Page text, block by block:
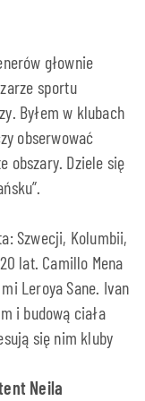
głownie
sportu
Byłem w klubach
obserwować
obszary. Dziele się
Szwecji, Kolumbii,
lat. Camillo Mena
Leroya Sane. Ivan
i budową ciała
się nim kluby
Neila